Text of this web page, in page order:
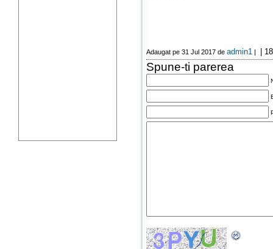
Adaugat pe 31 Jul 2017 de admin1 | |
Spune-ti parerea